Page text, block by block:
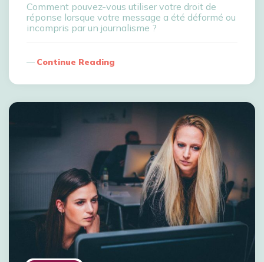
Comment pouvez-vous utiliser votre droit de
réponse lorsque votre message a été déformé ou
incompris par un journalisme ?
Continue Reading